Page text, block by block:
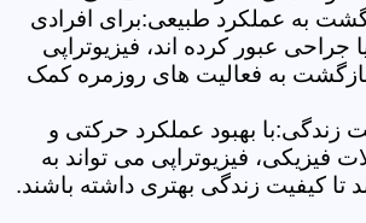
به عملکرد طبیعی:برای افرادی
جراحی عبور کرده اند، فیزیوتراپی
به فعالیت های روزمره کمک
زندگی:با بهبود عملکرد حرکتی و
فیزیکی، فیزیوتراپی می تواند به
تا کیفیت زندگی بهتری داشته باشند.